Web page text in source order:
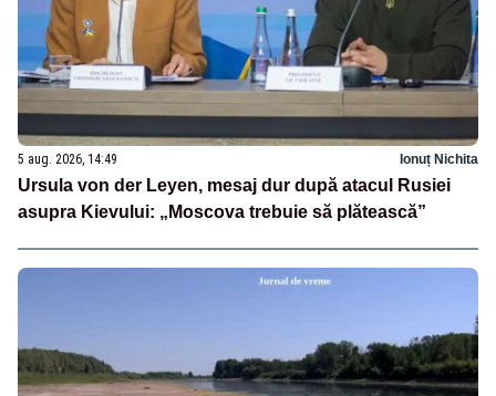
5 aug. 2026, 14:49 Ionuț Nichita
Ursula von der Leyen, mesaj dur după atacul Rusiei
asupra Kievului: „Moscova trebuie să plătească”